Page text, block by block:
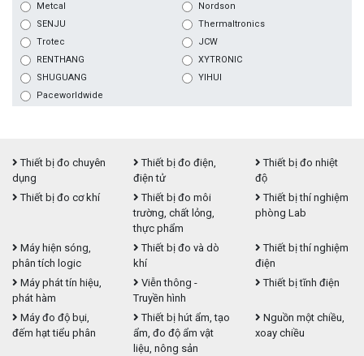
Metcal
Nordson
SENJU
Thermaltronics
Trotec
JCW
RENTHANG
XYTRONIC
SHUGUANG
YIHUI
Paceworldwide
Thiết bị đo chuyên
dụng
Thiết bị đo điện,
điện tử
Thiết bị đo nhiệt
độ
Thiết bị đo cơ khí
Thiết bị đo môi
trường, chất lỏng,
thực phẩm
Thiết bị thí nghiệm
phòng Lab
Máy hiện sóng,
phân tích logic
Thiết bị đo và dò
khí
Thiết bị thí nghiệm
điện
Máy phát tín hiệu,
phát hàm
Viễn thông -
Truyền hình
Thiết bị tĩnh điện
Máy đo độ bụi,
đếm hạt tiểu phân
Thiết bị hút ẩm, tạo
ẩm, đo độ ẩm vật
liệu, nông sản
Nguồn một chiều,
xoay chiều